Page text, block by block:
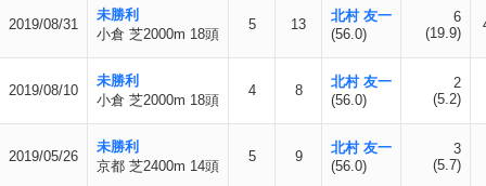
2019/08/31
未勝利
小倉 芝2000m 18頭
5 13
北村 友一
(56.0)
6
(19.9)
2019/08/10
未勝利
小倉 芝2000m 18頭
4 8
北村 友一
(56.0)
2
(5.2)
2019/05/26
未勝利
京都 芝2400m 14頭
5 9
北村 友一
(56.0)
3
(5.7)